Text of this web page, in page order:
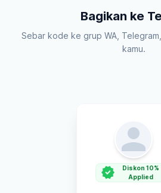
Bagikan ke
Sebar kode ke grup WA,
kamu.
verified
Diskon 10%
Applied